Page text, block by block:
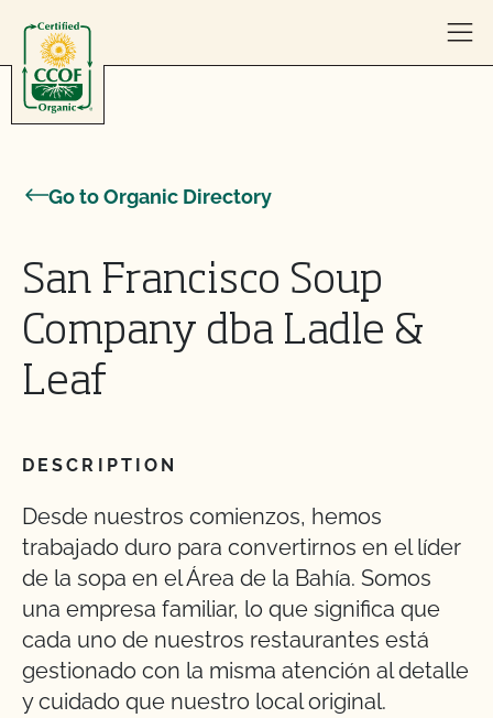
Go to Organic Directory
San Francisco Soup
Company dba Ladle &
Leaf
DESCRIPTION
Desde nuestros comienzos, hemos
trabajado duro para convertirnos en el líder
de la sopa en el Área de la Bahía. Somos
una empresa familiar, lo que significa que
cada uno de nuestros restaurantes está
gestionado con la misma atención al detalle
y cuidado que nuestro local original.